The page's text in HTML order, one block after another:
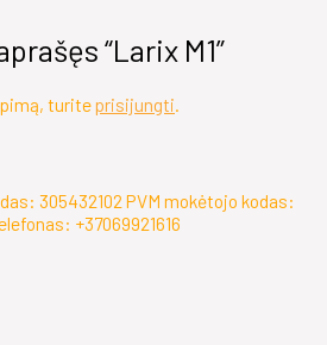
“Larix M1”
turiteprisijungti
305432102 PVM mokėtojo kodas:
+37069921616